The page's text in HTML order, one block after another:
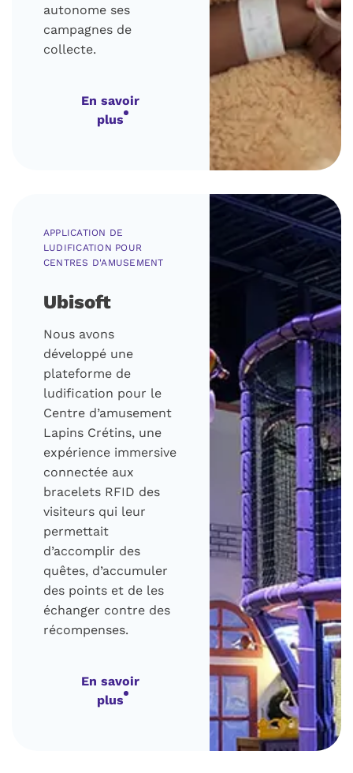
autonome ses
campagnes de
collecte.
En savoir
plus
APPLICATION DE
LUDIFICATION POUR
CENTRES D'AMUSEMENT
Ubisoft
Nous avons
développé une
plateforme de
ludification pour le
Centre d’amusement
Lapins Crétins, une
expérience immersive
connectée aux
bracelets RFID des
visiteurs qui leur
permettait
d’accomplir des
quêtes, d’accumuler
des points et de les
échanger contre des
récompenses.
En savoir
plus